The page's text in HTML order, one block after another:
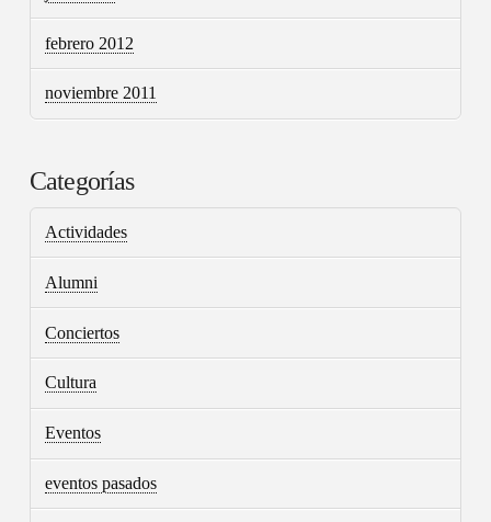
febrero 2012
noviembre 2011
Categorías
Actividades
Alumni
Conciertos
Cultura
Eventos
eventos pasados